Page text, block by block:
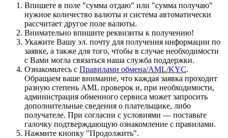
Впишете в поле "сумма отдаю" или "сумма получаю"
нужное количество валюты и система автоматически
рассчитает другое поле валюты.
Внимательно впишите реквизиты к получению!
Укажите Вашу эл. почту для получения информации по
заявке, а также для того, чтобы в случае необходимости
с Вами могла связаться наша служба поддержки.
Ознакомьтесь с Правилами обмена/AML/KYC.
Обращаем ваше внимание, что каждая заявка проходит
разную степень AML проверок и, при необходимости,
администрация обменного сервиса может запросить
дополнительные сведения о плательщике, либо
получателе. При согласии с условиями — поставьте
галочку подтверждающую ознакомление с правилами.
Нажмите кнопку "Продолжить".